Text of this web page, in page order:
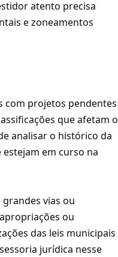
atento precisa
e zoneamentos
com projetos pendentes
que afetam o
analisar o histórico da
em curso na
vias ou
ou
das leis municipais
jurídica nesse